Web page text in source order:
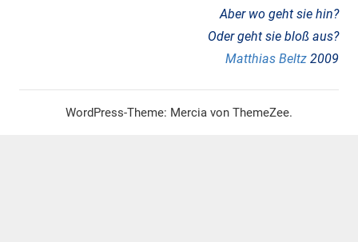
Aber wo geht sie hin?
Oder geht sie bloß aus?
Matthias Beltz 2009
WordPress-Theme: Mercia von ThemeZee.